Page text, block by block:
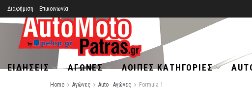
Διαφήμιση Επικοινωνία
ΕΙΔΉΣΕΙΣ ΑΓΏΝΕΣ ΛΟΙΠΈΣ ΚΑΤΗΓΟΡΊΕΣ
Home Αγώνες Auto - Αγώνες Formula 1